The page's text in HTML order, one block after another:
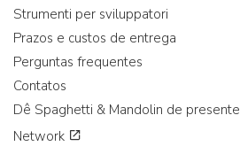
Strumenti per sviluppatori
Prazos e custos de entrega
Perguntas frequentes
Contatos
Dê Spaghetti & Mandolin de presente
Network